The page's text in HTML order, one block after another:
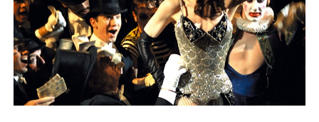
CINÉMA
LITTÉRATURE
ÉCONOMIE
SPORT
MÉDIAS
SANTÉ
instagram
emailemail-
form